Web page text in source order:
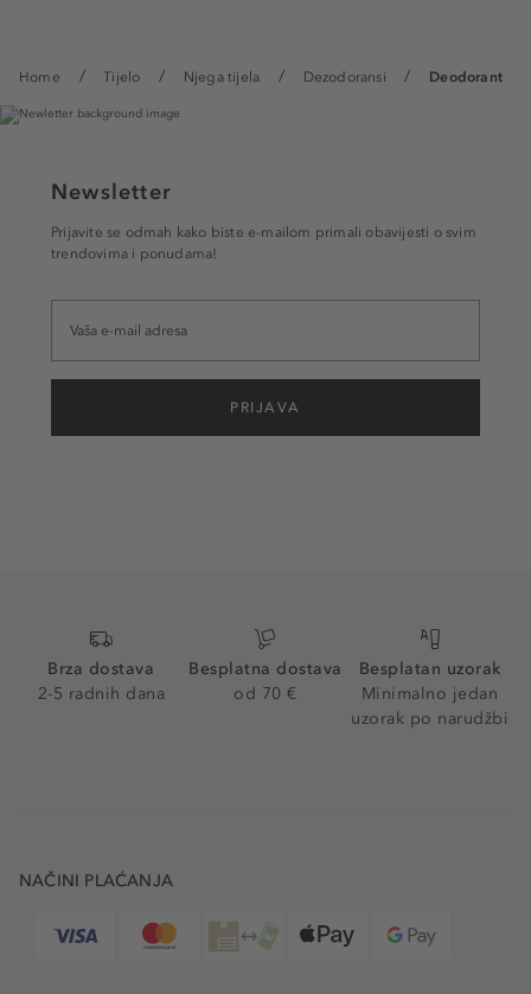
Home Tijelo Njega tijela Dezodoransi Deodorant
Newsletter
Prijavite se odmah kako biste e-mailom primali obavijesti o svim
trendovima i ponudama!
PRIJAVA
Brza dostava
2-5 radnih dana
Besplatna dostava
od 70 €
Besplatan uzorak
Minimalno jedan
uzorak po narudžbi
NAČINI PLAĆANJA